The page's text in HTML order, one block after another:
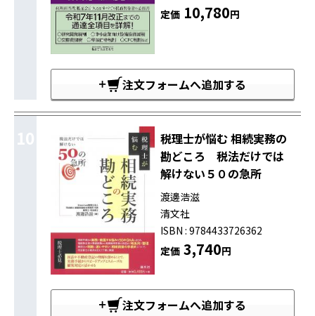
定価10,780円
注文フォームへ追加する
10
税理士が悩む 相続実務の
勘どころ 税法だけでは
解けない５０の急所
渡邊浩滋
清文社
ISBN : 9784433726362
定価3,740円
注文フォームへ追加する